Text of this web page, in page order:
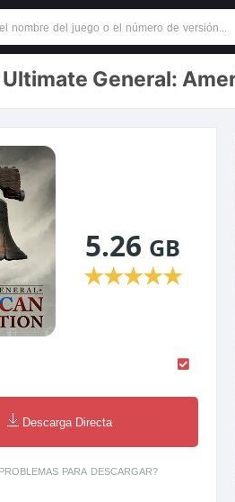
General:
5.26 GB
★★★★★
Descarga Directa
PARA DESCARGAR?